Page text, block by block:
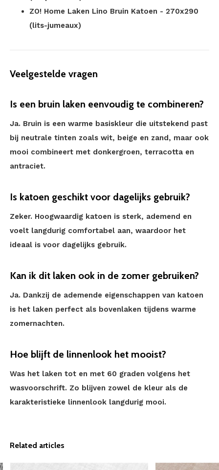
ZO! Home Laken Lino Bruin Katoen - 270x290
(lits-jumeaux)
Veelgestelde vragen
Is een bruin laken eenvoudig te combineren?
Ja. Bruin is een warme basiskleur die uitstekend past
bij neutrale tinten zoals wit, beige en zand, maar ook
mooi combineert met donkergroen, terracotta en
antraciet.
Is katoen geschikt voor dagelijks gebruik?
Zeker. Hoogwaardig katoen is sterk, ademend en
voelt langdurig comfortabel aan, waardoor het
ideaal is voor dagelijks gebruik.
Kan ik dit laken ook in de zomer gebruiken?
Ja. Dankzij de ademende eigenschappen van katoen
is het laken perfect als bovenlaken tijdens warme
zomernachten.
Hoe blijft de linnenlook het mooist?
Was het laken tot en met 60 graden volgens het
wasvoorschrift. Zo blijven zowel de kleur als de
karakteristieke linnenlook langdurig mooi.
Related articles